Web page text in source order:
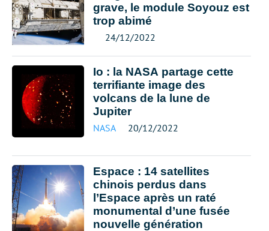
grave, le module Soyouz est
trop abimé
24/12/2022
Io : la NASA partage cette
terrifiante image des
volcans de la lune de
Jupiter
NASA 20/12/2022
Espace : 14 satellites
chinois perdus dans
l’Espace après un raté
monumental d’une fusée
nouvelle génération